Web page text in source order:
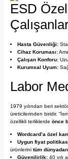
ESD
Hasta Güvenliği:
Cihaz Koruması:
Çalışan Konforu:
Kurumsal Uyum:
Labor
1979 yılından beri
üreticilerinden biridir.
özellikli terliklerde önce
Wordcard’a özel
Uygun fiyat
ürünlerini tüm
Güvenilirlik: 40 yılı